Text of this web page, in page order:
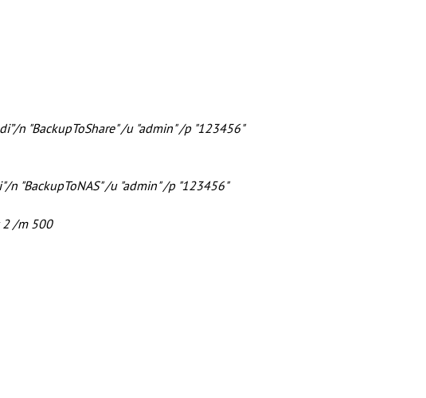
/n "BackupToShare"/u "admin" /p "123456"
/n "BackupToNAS"/u "admin" /p "123456"
/m 500